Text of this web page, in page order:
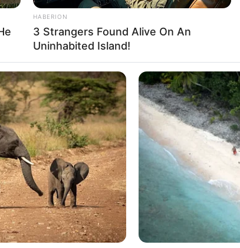
HABERION
3 Strangers Found Alive On An
Uninhabited Island!